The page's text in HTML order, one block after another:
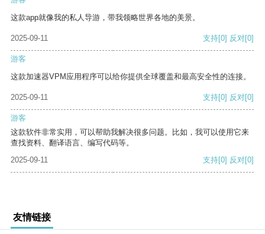
这款app就像我的私人导游，带我领略世界各地的美景。
2025-09-11 支持[0] 反对[0]
游客
这款加速器VPM应用程序可以给你提供全球覆盖和最高安全性的连接。
2025-09-11 支持[0] 反对[0]
游客
这款软件非常实用，可以帮助我解决很多问题。比如，我可以使用它来
查找资料、翻译语言、编写代码等。
2025-09-11
支持[0] 反对[0]
友情链接